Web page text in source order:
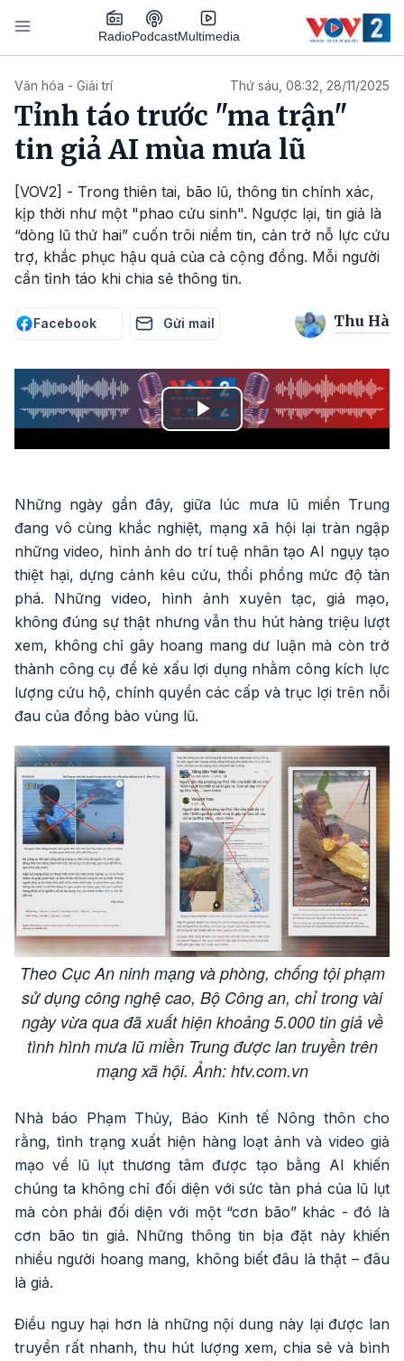
Nhảy đến nội dung
RadioPodcastMultimedia
Văn hóa - Giải trí Thứ sáu, 08:32, 28/11/2025
Tỉnh táo trước "ma trận"
tin giả AI mùa mưa lũ
[VOV2] - Trong thiên tai, bão lũ, thông tin chính xác,
kịp thời như một "phao cứu sinh". Ngược lại, tin giả là
“dòng lũ thứ hai” cuốn trôi niềm tin, cản trở nỗ lực cứu
trợ, khắc phục hậu quả của cả cộng đồng. Mỗi người
cần tỉnh táo khi chia sẻ thông tin.
Facebook Gửi mail Thu Hà
Play
Những ngày gần đây, giữa lúc mưa lũ miền Trung
đang vô cùng khắc nghiệt, mạng xã hội lại tràn ngập
những video, hình ảnh do trí tuệ nhân tạo AI ngụy tạo
thiệt hại, dựng cảnh kêu cứu, thổi phồng mức độ tàn
phá. Những video, hình ảnh xuyên tạc, giả mạo,
không đúng sự thật nhưng vẫn thu hút hàng triệu lượt
xem, không chỉ gây hoang mang dư luận mà còn trở
thành công cụ để kẻ xấu lợi dụng nhằm công kích lực
lượng cứu hộ, chính quyền các cấp và trục lợi trên nỗi
đau của đồng bào vùng lũ.
Theo Cục An ninh mạng và phòng, chống tội phạm
sử dụng công nghệ cao, Bộ Công an, chỉ trong vài
ngày vừa qua đã xuất hiện khoảng 5.000 tin giả về
tình hình mưa lũ miền Trung được lan truyền trên
mạng xã hội. Ảnh: htv.com.vn
Nhà báo Phạm Thủy, Báo Kinh tế Nông thôn cho
rằng, tình trạng xuất hiện hàng loạt ảnh và video giả
mạo về lũ lụt thương tâm được tạo bằng AI khiến
chúng ta không chỉ đối diện với sức tàn phá của lũ lụt
mà còn phải đối diện với một “cơn bão” khác - đó là
cơn bão tin giả. Những thông tin bịa đặt này khiến
nhiều người hoang mang, không biết đâu là thật – đâu
là giả.
Điều nguy hại hơn là những nội dung này lại được lan
truyền rất nhanh, thu hút lượng xem, chia sẻ và bình